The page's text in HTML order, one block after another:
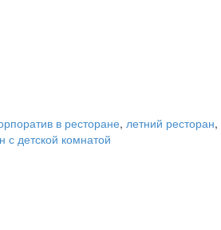
в ресторане, летний ресторан,
с детской комнатой